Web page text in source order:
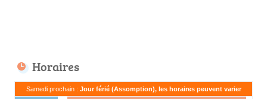
Horaires
Samedi prochain : Jour férié (Assomption), les horaires peuvent varier